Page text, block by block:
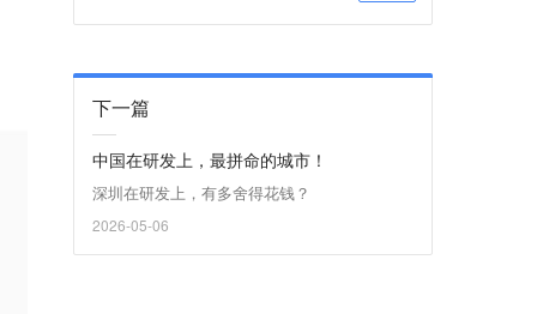
下一篇
中国在研发上，最拼命的城市！
深圳在研发上，有多舍得花钱？
2026-05-06